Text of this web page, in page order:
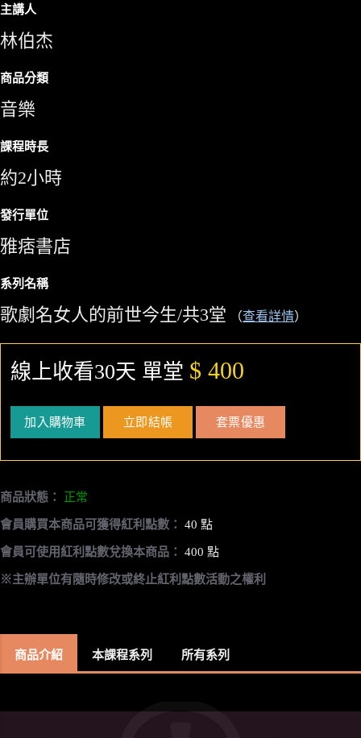
主講人
林伯杰
商品分類
音樂
課程時長
約2小時
發行單位
雅痞書店
系列名稱
歌劇名女人的前世今生/共3堂 （查看詳情）
線上收看30天 單堂 $ 400
加入購物車 立即結帳 套票優惠
商品狀態： 正常
會員購買本商品可獲得紅利點數： 40 點
會員可使用紅利點數兌換本商品： 400 點
※主辦單位有隨時修改或終止紅利點數活動之權利
商品介紹 本課程系列 所有系列